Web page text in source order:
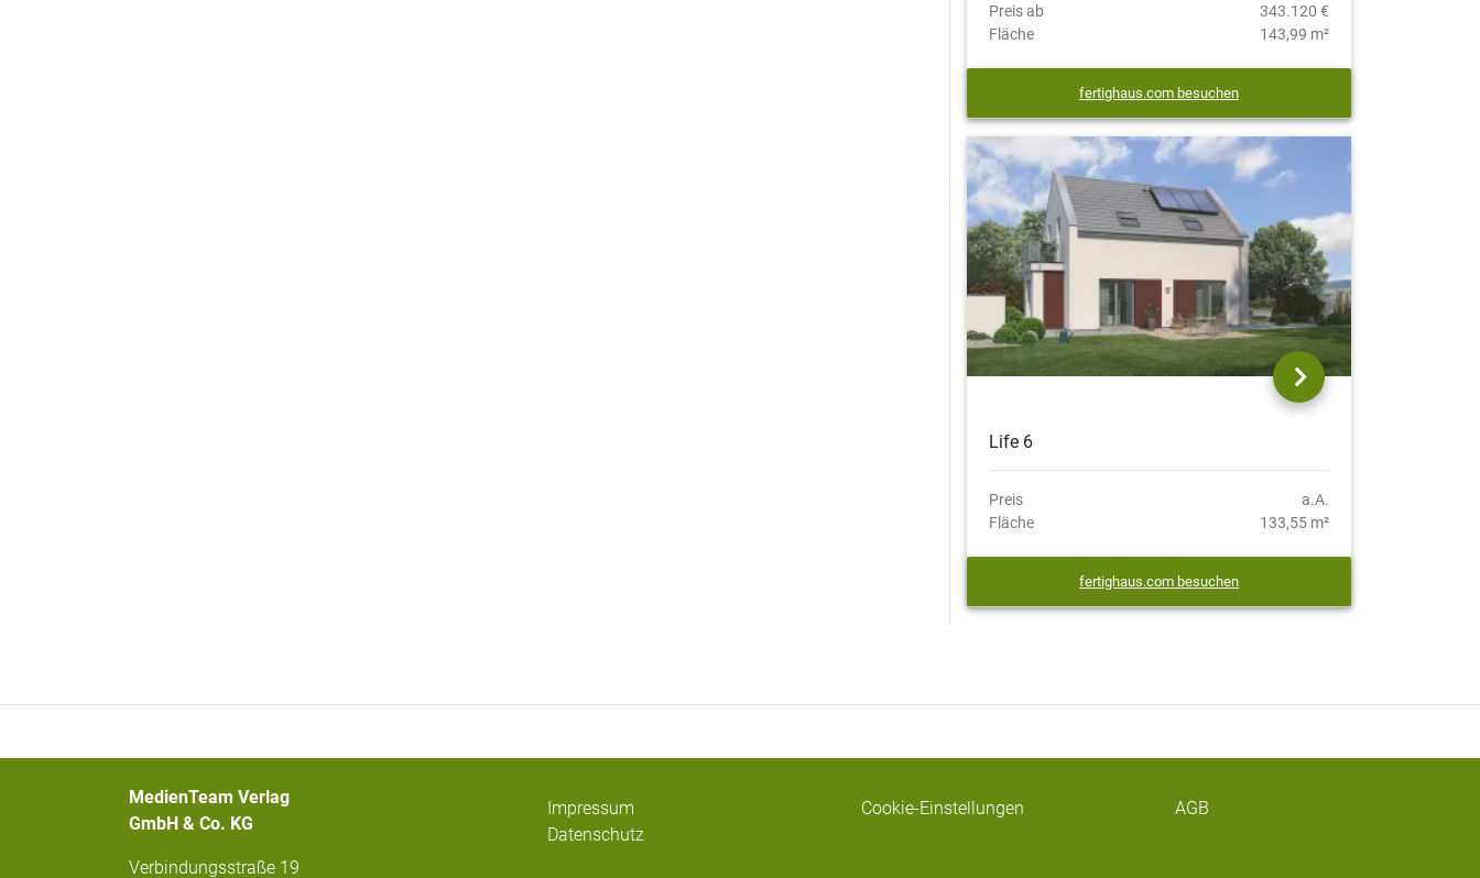
Preis ab
343.120 €
Fläche
143,99 m²
fertighaus.com besuchen
Life 6
Preis
a.A.
Fläche
133,55 m²
fertighaus.com besuchen
MedienTeam Verlag
GmbH & Co. KG
Verbindungsstraße 19
Impressum
Datenschutz
Cookie-Einstellungen AGB